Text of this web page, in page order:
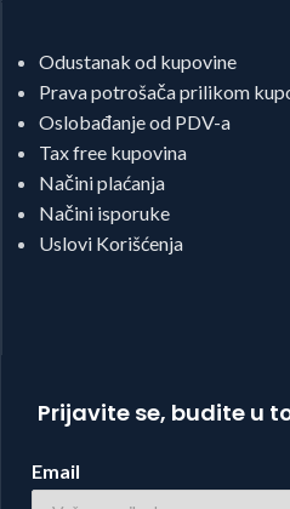
Odustanak od kupovine
Prava potrošača prilikom
Oslobađanje od PDV-a
Tax free kupovina
Načini plaćanja
Načini isporuke
Uslovi Korišćenja
Prijavite se, budite u
Email